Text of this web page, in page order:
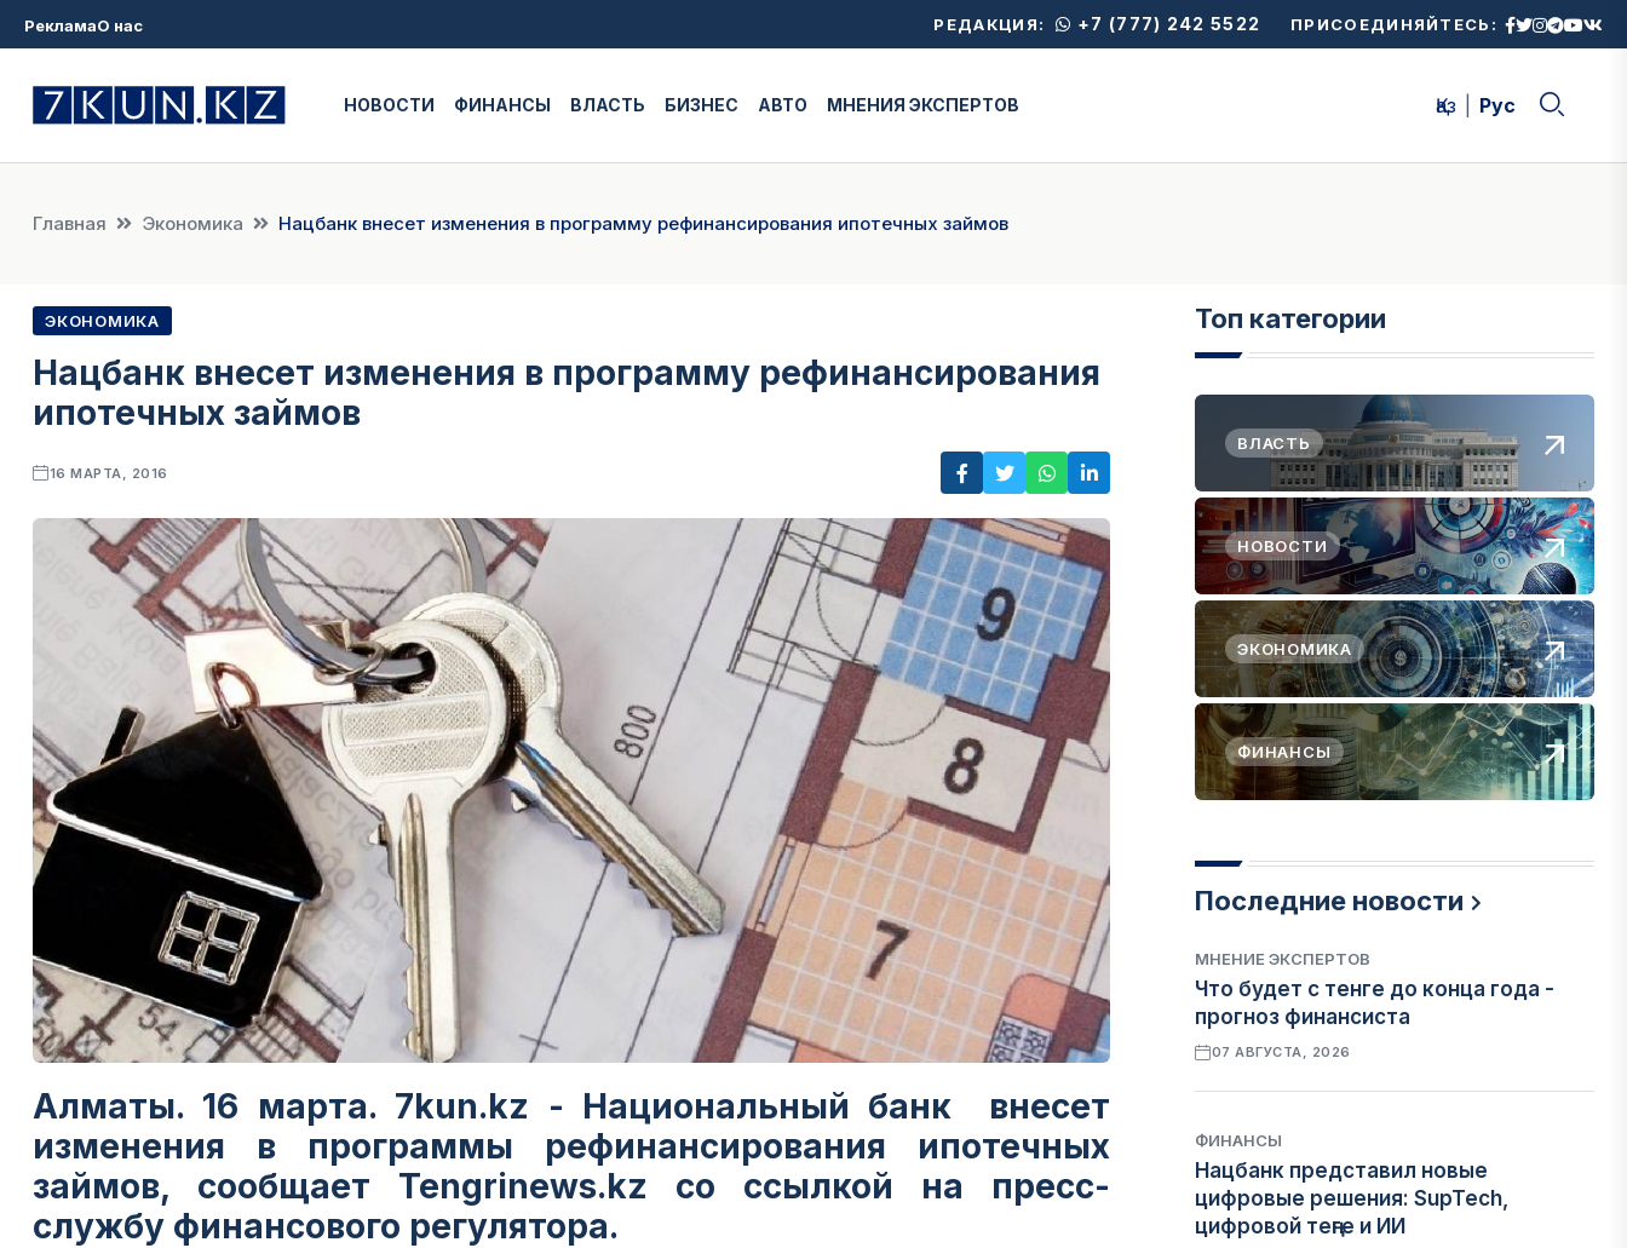
РекламаО нас РЕДАКЦИЯ: +7 (777) 242 5522 ПРИСОЕДИНЯЙТЕСЬ:
НОВОСТИ ФИНАНСЫ ВЛАСТЬ БИЗНЕС АВТО МНЕНИЯ ЭКСПЕРТОВ Қаз Рус
Главная Экономика Нацбанк внесет изменения в программу рефинансирования ипотечных займов
ЭКОНОМИКА
Нацбанк внесет изменения в программу рефинансирования
ипотечных займов
16 МАРТА, 2016
Алматы. 16 марта. 7kun.kz - Национальный банк внесет
изменения в программы рефинансирования ипотечных
займов, сообщает Tengrinews.kz со ссылкой на пресс-
службу финансового регулятора.
Топ категории
ВЛАСТЬ
НОВОСТИ
ЭКОНОМИКА
ФИНАНСЫ
Последние новости
МНЕНИЕ ЭКСПЕРТОВ
Что будет с тенге до конца года -
прогноз финансиста
07 АВГУСТА, 2026
ФИНАНСЫ
Нацбанк представил новые
цифровые решения: SupTech,
цифровой теңге и ИИ